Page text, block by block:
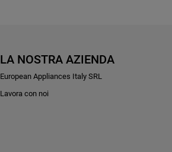
LA NOSTRA AZIENDA
European Appliances Italy SRL
Lavora con noi